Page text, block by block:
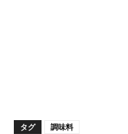
タグ 調味料